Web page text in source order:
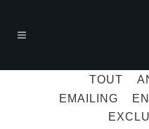
TOUT
EMAILING